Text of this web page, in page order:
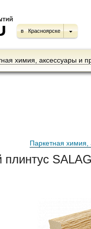
в Красноярске
химия, аксессуары и
Паркетная химия,